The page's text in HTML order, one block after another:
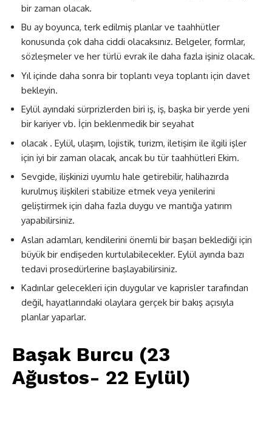
bir zaman olacak.
Bu ay boyunca, terk edilmiş planlar ve taahhütler
konusunda çok daha ciddi olacaksınız. Belgeler, formlar,
sözleşmeler ve her türlü evrak ile daha fazla işiniz olacak.
Yıl içinde daha sonra bir toplantı veya toplantı için davet
bekleyin.
Eylül ayındaki sürprizlerden biri iş, iş, başka bir yerde yeni
bir kariyer vb. İçin beklenmedik bir seyahat
olacak . Eylül, ulaşım, lojistik, turizm, iletişim ile ilgili işler
için iyi bir zaman olacak, ancak bu tür taahhütleri Ekim.
Sevgide, ilişkinizi uyumlu hale getirebilir, halihazırda
kurulmuş ilişkileri stabilize etmek veya yenilerini
geliştirmek için daha fazla duygu ve mantığa yatırım
yapabilirsiniz.
Aslan adamları, kendilerini önemli bir başarı beklediği için
büyük bir endişeden kurtulabilecekler. Eylül ayında bazı
tedavi prosedürlerine başlayabilirsiniz.
Kadınlar gelecekleri için duygular ve kaprisler tarafından
değil, hayatlarındaki olaylara gerçek bir bakış açısıyla
planlar yaparlar.
Başak Burcu (23
Ağustos- 22 Eylül)